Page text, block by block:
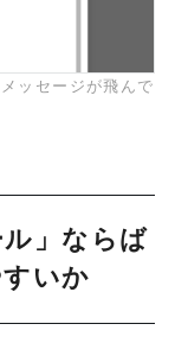
ッセージが飛んで
」ならば
いか